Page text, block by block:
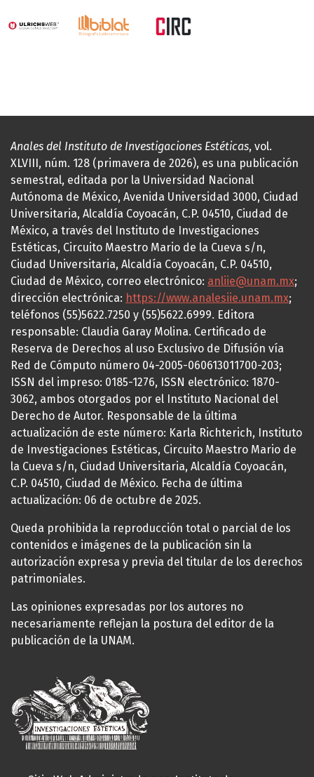
Anales del Instituto de Investigaciones Estéticas, vol.
XLVIII, núm. 128 (primavera de 2026), es una publicación
semestral, editada por la Universidad Nacional
Autónoma de México, Avenida Universidad 3000, Ciudad
Universitaria, Alcaldía Coyoacán, C.P. 04510, Ciudad de
México, a través del Instituto de Investigaciones
Estéticas, Circuito Maestro Mario de la Cueva s/n,
Ciudad Universitaria, Alcaldía Coyoacán, C.P. 04510,
Ciudad de México, correo electrónico: anliie@unam.mx;
dirección electrónica: https://www.analesiie.unam.mx;
teléfonos (55)5622.7250 y (55)5622.6999. Editora
responsable: Claudia Garay Molina. Certificado de
Reserva de Derechos al uso Exclusivo de Difusión vía
Red de Cómputo número 04-2005-060613011700-203;
ISSN del impreso: 0185-1276, ISSN electrónico: 1870-
3062, ambos otorgados por el Instituto Nacional del
Derecho de Autor. Responsable de la última
actualización de este número: Karla Richterich, Instituto
de Investigaciones Estéticas, Circuito Maestro Mario de
la Cueva s/n, Ciudad Universitaria, Alcaldía Coyoacán,
C.P. 04510, Ciudad de México. Fecha de última
actualización: 06 de octubre de 2025.
Queda prohibida la reproducción total o parcial de los
contenidos e imágenes de la publicación sin la
autorización expresa y previa del titular de los derechos
patrimoniales.
Las opiniones expresadas por los autores no
necesariamente reflejan la postura del editor de la
publicación de la UNAM.